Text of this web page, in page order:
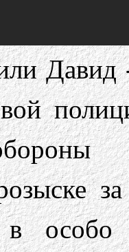
в особо